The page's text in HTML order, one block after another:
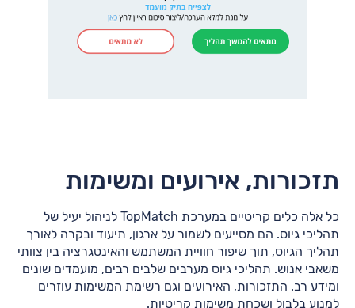
תזכורות, אירועים ומשימות
כל אלה כלים קריטיים במערכת TopMatch לניהול יעיל של
תהליכי גיוס. הם מסייעים לשמור על ארגון, תיעוד ובקרה לאורך
תהליך הגיוס, תוך שיפור חוויית המשתמש והאינטגרציה בין צוותי
משאבי אנוש. תהליכי גיוס מערבים שלבים רבים, מועמדים שונים
ומידע רב. התזכורות, האירועים וגם רשימת המשימות עוזרים
למנוע בלבול ושכחת משימות קריטיות.